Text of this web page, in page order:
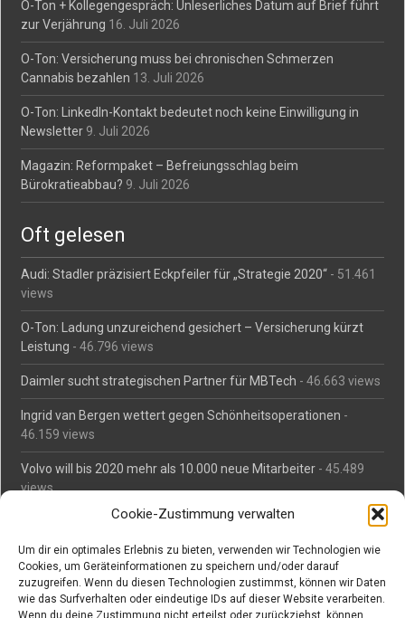
Cookie-Zustimmung verwalten
Um dir ein optimales Erlebnis zu bieten, verwenden wir Technologien wie
Cookies, um Geräteinformationen zu speichern und/oder darauf
zuzugreifen. Wenn du diesen Technologien zustimmst, können wir Daten
wie das Surfverhalten oder eindeutige IDs auf dieser Website verarbeiten.
Wenn du deine Zustimmung nicht erteilst oder zurückziehst, können
O-Ton + Kollegengespräch: Unleserliches Datum auf Brief führt
zur Verjährung 16. Juli 2026
O-Ton: Versicherung muss bei chronischen Schmerzen
Cannabis bezahlen 13. Juli 2026
O-Ton: LinkedIn-Kontakt bedeutet noch keine Einwilligung in
Newsletter 9. Juli 2026
Magazin: Reformpaket – Befreiungsschlag beim
Bürokratieabbau? 9. Juli 2026
Oft gelesen
Audi: Stadler präzisiert Eckpfeiler für „Strategie 2020“ - 51.461
views
O-Ton: Ladung unzureichend gesichert – Versicherung kürzt
Leistung - 46.796 views
Daimler sucht strategischen Partner für MBTech - 46.663 views
Ingrid van Bergen wettert gegen Schönheitsoperationen -
46.159 views
Volvo will bis 2020 mehr als 10.000 neue Mitarbeiter - 45.489
views
Mäßiges Interesse an Daimlers MBtech- 44.713 views
O-Ton: Wer muss Schaden für abgedriftete Silvesterraketen
zahlen? - 42.372 views
Kollegengespräch: Urteile zum Grillen- 42.063 views